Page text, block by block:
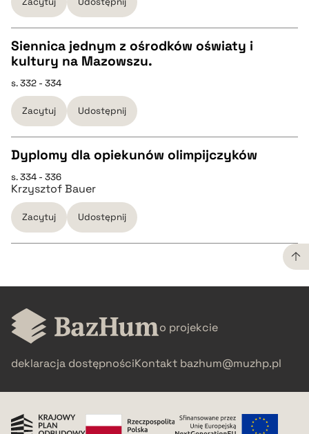
CZYSTY TEKST
pobierz cytat
BIBTEX
pobierz cytat
Siennica jednym z ośrodków oświaty i
kultury na Mazowszu.
s. 332 - 334
Zacytuj Udostępnij
CZYSTY TEKST
pobierz cytat
Dyplomy dla opiekunów olimpijczyków
s. 334 - 336
Krzysztof Bauer
Zacytuj Udostępnij
CZYSTY TEKST
pobierz cytat
BIBTEX
o projekcie
deklaracja dostępnościKontakt bazhum@muzhp.pl